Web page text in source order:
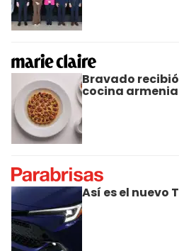
Bravado
cocina
Así es el nuevo